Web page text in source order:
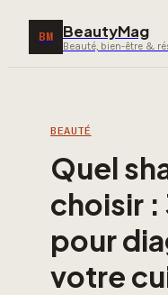
BM BeautyMag
Beauté, bien-être &
BEAUTÉ
Quel
choisir :
pour
votre